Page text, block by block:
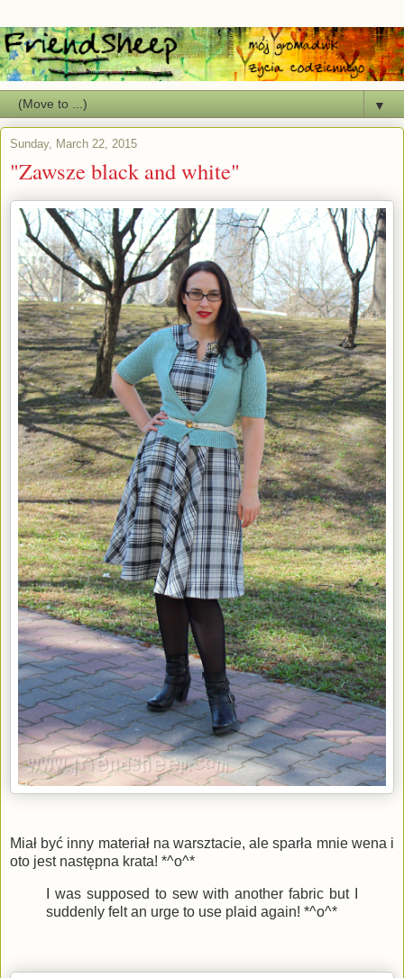
▼
Sunday, March 22, 2015
"Zawsze black and white"
Miał być inny materiał na warsztacie, ale sparła mnie wena i
oto jest następna krata! *^o^*
I was supposed to sew with another fabric but I
suddenly felt an urge to use plaid again! *^o^*